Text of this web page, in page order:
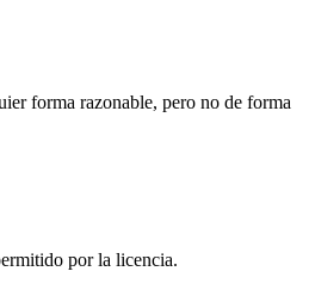
forma razonable, pero no de forma
por la licencia.